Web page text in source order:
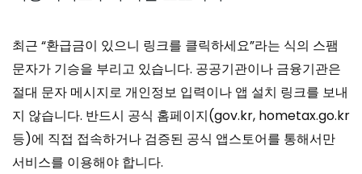
최근 “환급금이 있으니 링크를 클릭하세요”라는 식의 스팸
문자가 기승을 부리고 있습니다. 공공기관이나 금융기관은
절대 문자 메시지로 개인정보 입력이나 앱 설치 링크를 보내
지 않습니다. 반드시 공식 홈페이지(gov.kr, hometax.go.kr
등)에 직접 접속하거나 검증된 공식 앱스토어를 통해서만
서비스를 이용해야 합니다.